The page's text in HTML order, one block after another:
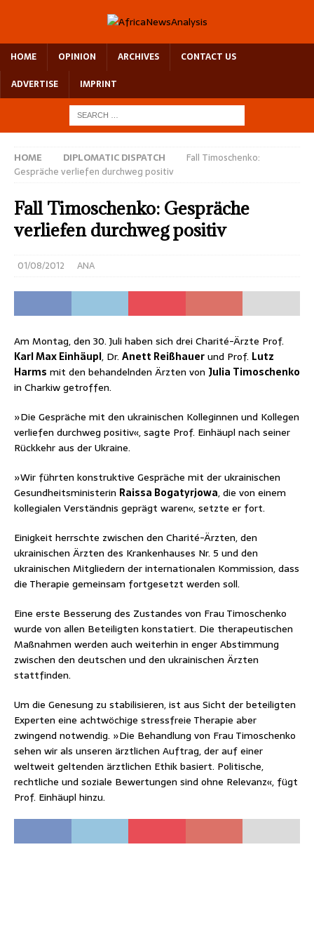
HOME OPINION ARCHIVES
CONTACT US
ADVERTISE
IMPRINT
HOME DIPLOMATIC DISPATCH
Fall Timoschenko:
Gespräche verliefen durchweg positiv
Fall Timoschenko: Gespräche
verliefen durchweg positiv
01/08/2012 ANA
Am Montag, den 30. Juli haben sich drei Charité-Ärzte Prof.
Karl Max Einhäupl, Dr. Anett Reißhauerund Prof. Lutz
Harms mit den behandelnden Ärzten von Julia Timoschenko
in Charkiw getroffen.
»Die Gespräche mit den ukrainischen Kolleginnen und Kollegen
verliefen durchweg positiv«, sagte Prof. Einhäupl nach seiner
Rückkehr aus der Ukraine.
»Wir führten konstruktive Gespräche mit der ukrainischen
Gesundheitsministerin Raissa Bogatyrjowa, die von einem
kollegialen Verständnis geprägt waren«, setzte er fort.
Einigkeit herrschte zwischen den Charité-Ärzten, den
ukrainischen Ärzten des Krankenhauses Nr. 5 und den
ukrainischen Mitgliedern der internationalen Kommission, dass
die Therapie gemeinsam fortgesetzt werden soll.
Eine erste Besserung des Zustandes von Frau Timoschenko
wurde von allen Beteiligten konstatiert. Die therapeutischen
Maßnahmen werden auch weiterhin in enger Abstimmung
zwischen den deutschen und den ukrainischen Ärzten
stattfinden.
Um die Genesung zu stabilisieren, ist aus Sicht der beteiligten
Experten eine achtwöchige stressfreie Therapie aber
zwingend notwendig. »Die Behandlung von Frau Timoschenko
sehen wir als unseren ärztlichen Auftrag, der auf einer
weltweit geltenden ärztlichen Ethik basiert. Politische,
rechtliche und soziale Bewertungen sind ohne Relevanz«, fügt
Prof. Einhäupl hinzu.